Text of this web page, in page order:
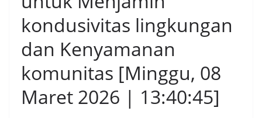
kondusivitas lingkungan
dan Kenyamanan
komunitas [Minggu, 08
Maret 2026 | 13:40:45]